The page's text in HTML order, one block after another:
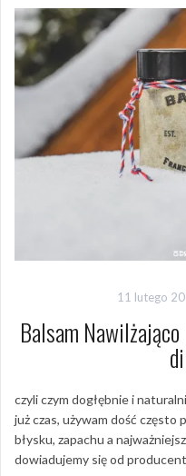
11 lutego
Balsam
czyli czym dogłębnie i
już czas, używam dość często
błysku, zapachu a
dowiadujemy się od